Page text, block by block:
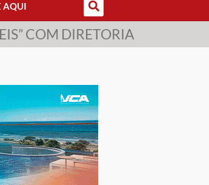
AQUI
COM DIRETORIA